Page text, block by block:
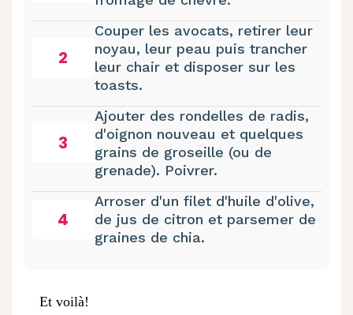
2
Couper les avocats, retirer leur
noyau, leur peau puis trancher
leur chair et disposer sur les
toasts.
3
Ajouter des rondelles de radis,
d'oignon nouveau et quelques
grains de groseille (ou de
grenade). Poivrer.
4
Arroser d'un filet d'huile d'olive,
de jus de citron et parsemer de
graines de chia.
Et voilà!